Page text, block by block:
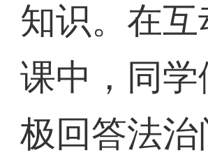
知识。在互
课中，同学
极回答法治